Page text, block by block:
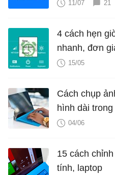
11/07 21
4 cách hẹn
nhanh, đơn
15/05
Cách chụp
hình dài
04/06
15 cách
tính, laptop